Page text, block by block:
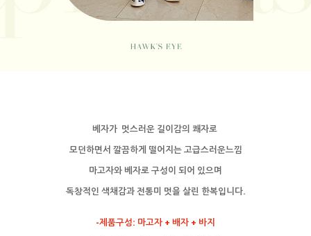
베자가 멋스러운 길이감의 쾌자로
모던하면서 깔끔하게 떨어지는 고급스러운느낌
마고자와 베자로 구성이 되어 있으며
독창적인 색채감과 전통미 멋을 살린 한복입니다.
-제품구성: 마고자 + 배자 + 바지